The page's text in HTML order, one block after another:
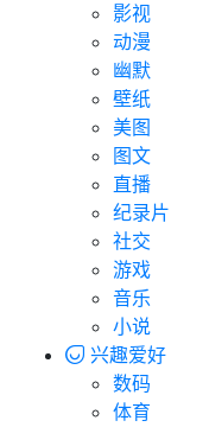
影视
动漫
幽默
壁纸
美图
图文
直播
纪录片
社交
游戏
音乐
小说
兴趣爱好
数码
体育